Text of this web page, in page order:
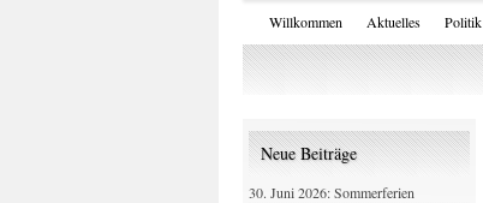
Willkommen Aktuelles Politik
Neue Beiträge
30. Juni 2026: Sommerferien